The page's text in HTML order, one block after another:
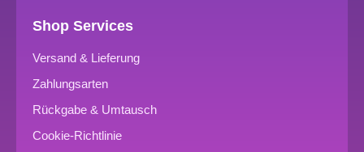
Shop Services
Versand & Lieferung
Zahlungsarten
Rückgabe & Umtausch
Cookie-Richtlinie